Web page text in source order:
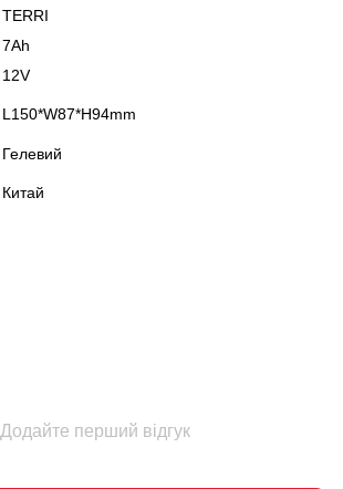
TERRI
7Аh
12V
L150*W87*H94mm
Гелевий
Китай
Додайте перший відгук